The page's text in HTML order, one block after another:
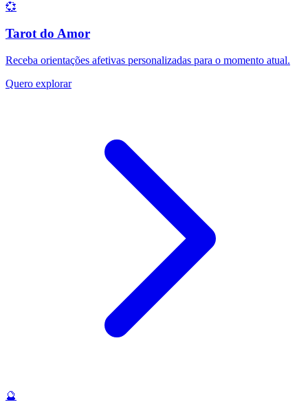
💞
Tarot do Amor
Receba orientações afetivas personalizadas para o momento atual.
Quero explorar
🔮